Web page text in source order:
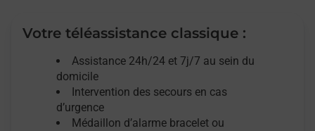
Votre téléassistance classique :
Assistance 24h/24 et 7j/7 au sein du
domicile
Intervention des secours en cas
d’urgence
Médaillon d’alarme bracelet ou